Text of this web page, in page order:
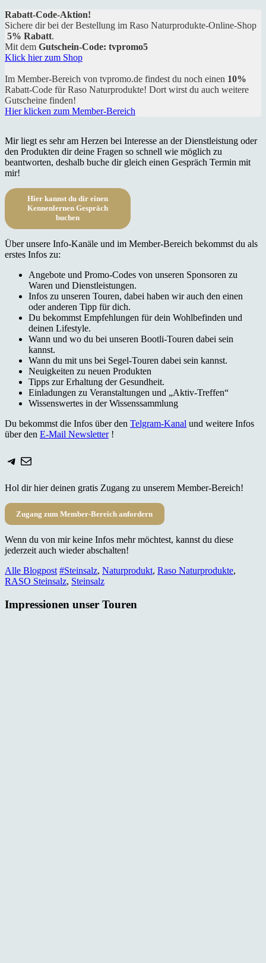
Rabatt-Code-Aktion!
Sichere dir bei der Bestellung im Raso Naturprodukte-Online-Shop
5% Rabatt.
Mit dem Gutschein-Code: tvpromo5
Klick hier zum Shop
Im Member-Bereich von tvpromo.de findest du noch einen 10%
Rabatt-Code für Raso Naturprodukte! Dort wirst du auch weitere
Gutscheine finden!
Hier klicken zum Member-Bereich
Mir liegt es sehr am Herzen bei Interesse an der Dienstleistung oder
den Produkten dir deine Fragen so schnell wie möglich zu
beantworten, deshalb buche dir gleich einen Gespräch Termin mit
mir!
Hier kannst du dir einen
Kennenlernen Gespräch
buchen
Über unsere Info-Kanäle und im Member-Bereich bekommst du als
erstes Infos zu:
Angebote und Promo-Codes von unseren Sponsoren zu
Waren und Dienstleistungen.
Infos zu unseren Touren, dabei haben wir auch den einen
oder anderen Tipp für dich.
Du bekommst Empfehlungen für dein Wohlbefinden und
deinen Lifestyle.
Wann und wo du bei unseren Bootli-Touren dabei sein
kannst.
Wann du mit uns bei Segel-Touren dabei sein kannst.
Neuigkeiten zu neuen Produkten
Tipps zur Erhaltung der Gesundheit.
Einladungen zu Veranstaltungen und „Aktiv-Treffen“
Wissenswertes in der Wissenssammlung
Du bekommst die Infos über den Telgram-Kanal und weitere Infos
über den E-Mail Newsletter!
Telegram
E-Mail
Hol dir hier deinen gratis Zugang zu unserem Member-Bereich!
Zugang zum Member-Bereich anfordern
Wenn du von mir keine Infos mehr möchtest, kannst du diese
jederzeit auch wieder abschalten!
Alle Blogpost #Steinsalz, Naturprodukt, Raso Naturprodukte,
RASO Steinsalz, Steinsalz
Impressionen unser Touren